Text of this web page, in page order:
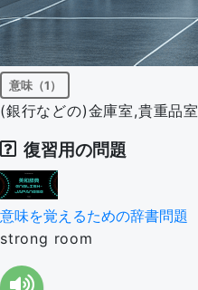
意味（1）
(銀行などの)金庫室,貴重品室
復習用の問題
意味を覚えるための辞書問題
strong room